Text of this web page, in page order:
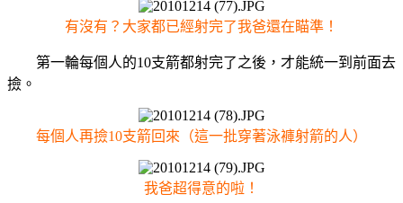
有沒有？大家都已經射完了我爸還在瞄準！
第一輪每個人的10支箭都射完了之後，才能統一到前面去
撿。
每個人再撿10支箭回來（這一批穿著泳褲射箭的人）
我爸超得意的啦！